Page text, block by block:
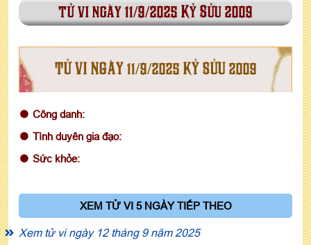
tử vi ngày 11/9/2025 Kỷ Sửu 2009
TỬ VI NGÀY 11/9/2025 KỶ SỬU 2009
Công danh:
Tình duyên gia đạo:
Sức khỏe:
XEM TỬ VI 5 NGÀY TIẾP THEO
Xem tử vi ngày 12 tháng 9 năm 2025